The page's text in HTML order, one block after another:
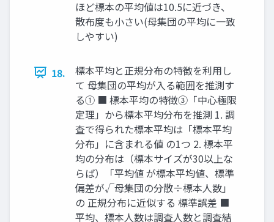
ほど標本の平均値は10.5に近づき、
散布度も小さい(母集団の平均に一致
しやすい)
18.
標本平均と正規分布の特徴を利用し
て 母集団の平均が入る範囲を推測す
る① ■ 標本平均の特徴③「中心極限
定理」から標本平均分布を推測 1. 調
査で得られた標本平均は「標本平均
分布」に含まれる値 の1つ 2. 標本平
均の分布は（標本サイズが30以上な
らば）「平均値 が標本平均値、標準
偏差が√母集団の分散÷標本人数」
の 正規分布に近似する 標準誤差 ■
平均、標本人数は調査人数と調査結